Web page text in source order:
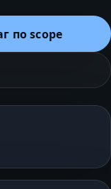
по scope